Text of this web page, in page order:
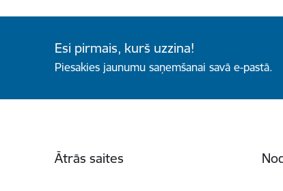
Esi pirmais, kurš uzzina!
Piesakies jaunumu saņemšanai savā e-pastā.
Ātrās saites